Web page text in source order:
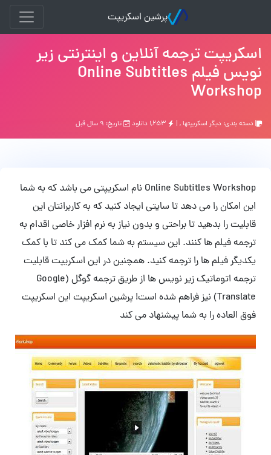
پرشین اسکریپت
اسکریپت ترجمه آنلاین و اینترنتی زیر
نویس فیلم Online Subtitles
Workshop
دسته بندی: ديگر اسكريپتها, | تاریخ: ۹ سال قبل
Online Subtitles Workshop نام اسکریپتی می باشد که به شما
این امکان را می دهد تا سایتی ایجاد کنید که به کاربرانتان این
قابلیت را بدهید تا براحتی و بدون نیاز به نرم افزار خاصی اقدام به
ترجمه فیلم ها کنند. این سیستم به شما کمک می کند تا با کمک
یکدیگر فیلم ها را ترجمه کنید. همچنین در این اسکریپت قابلیت
ترجمه اتوماتیک زیر نویس ها از طریق ترجمه گوگل (Google
Translate) نیز فراهم شده است! پرشین اسکریپت این اسکریپت
فوق العاده را به شما پیشنهاد می کند